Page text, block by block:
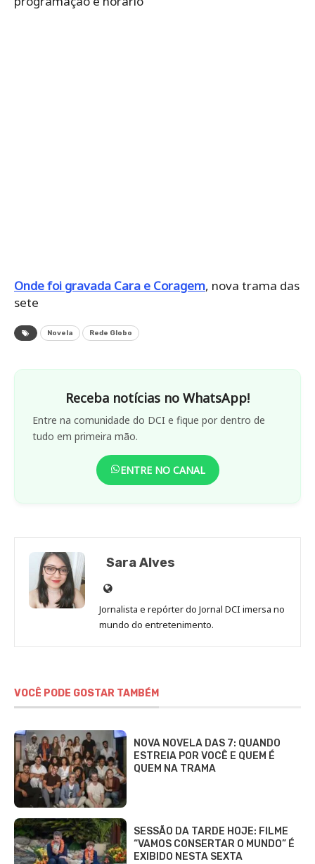
Onde foi gravada Cara e Coragem, nova trama das
sete
Novela Rede Globo
Receba notícias no WhatsApp!
Entre na comunidade do DCI e fique por dentro de
tudo em primeira mão.
ENTRE NO CANAL
Sara Alves
Site
de
Sara
Jornalista e repórter do Jornal DCI imersa no
mundo do entretenimento.
VOCÊ PODE GOSTAR TAMBÉM
NOVA NOVELA DAS 7: QUANDO
ESTREIA POR VOCÊ E QUEM É
QUEM NA TRAMA
SESSÃO DA TARDE HOJE: FILME
“VAMOS CONSERTAR O MUNDO” É
EXIBIDO NESTA SEXTA